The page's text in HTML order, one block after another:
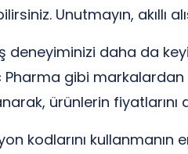
Unutmayın, akıllı
deneyiminizi daha da
gibi markalardan
ürünlerin
kodlarını kullanmanın